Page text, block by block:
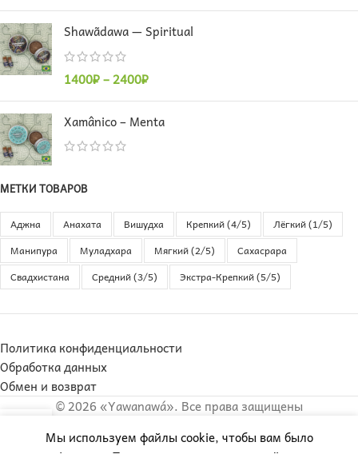
Shawãdawa — Spiritual
1400₽–2400₽
Xamânico – Menta
МЕТКИ ТОВАРОВ
Аджна Анахата Вишудха Крепкий (4/5)
Лёгкий (1/5)
Манипура
Муладхара Мягкий (2/5)
Сахасрара
Свадхистана
Средний (3/5) Экстра-Крепкий (5/5)
Политика конфиденциальности
Обработка данных
Обмен и возврат
© 2026 «Yawanawá». Все права защищены
Мы используем файлы cookie, чтобы вам было
Избранное